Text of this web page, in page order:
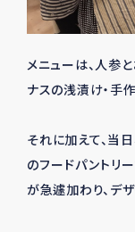
メニューは、人参
ナスの浅漬け・手
それに加えて、当
のフードパントリ
が急遽加わり、デ